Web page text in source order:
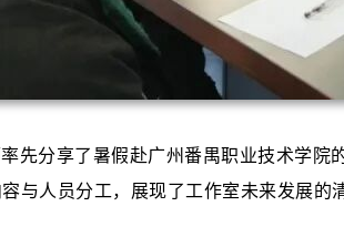
先分享了暑假赴广州番禺职业技术学
与人员分工，展现了工作室未来发展的